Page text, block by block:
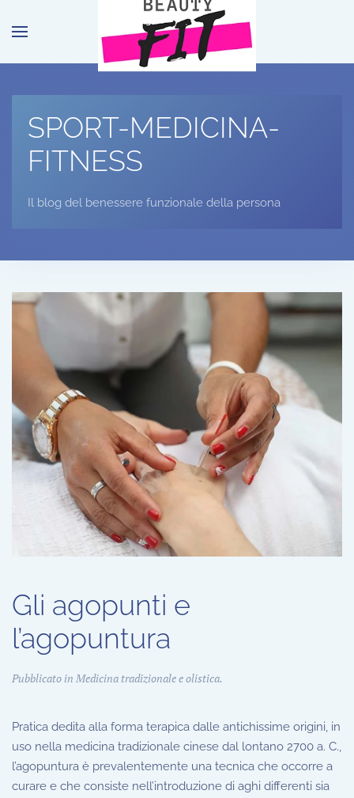
Passa al contenuto principale
SPORT-MEDICINA-
FITNESS
Il blog del benessere funzionale della persona
Gli agopunti e
l’agopuntura
Pubblicato in Medicina tradizionale e olistica.
Pratica dedita alla forma terapica dalle antichissime origini, in
uso nella medicina tradizionale cinese dal lontano 2700 a. C.,
l’agopuntura è prevalentemente una tecnica che occorre a
curare e che consiste nell’introduzione di aghi differenti sia